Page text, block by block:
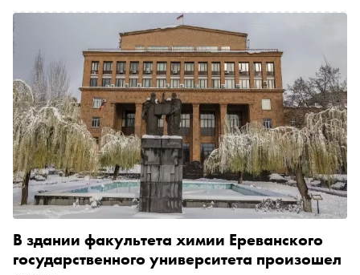
В здании факультета химии Ереванского
государственного университета произошел